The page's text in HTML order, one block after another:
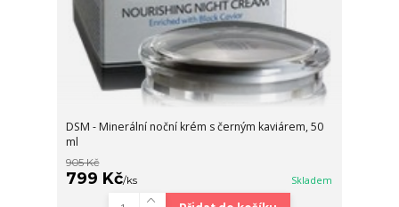
DSM - Minerální noční krém s černým kaviárem, 50
ml
905 Kč
799 Kč/ks Skladem